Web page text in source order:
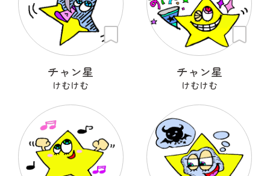
チャン星
けむけむ
チャン星
けむけむ